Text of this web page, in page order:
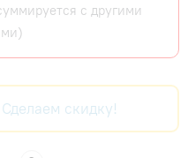
с другими
Сделаем скидку!